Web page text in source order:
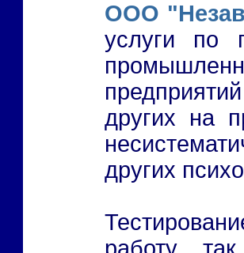
ООО
услуги по
других на
других